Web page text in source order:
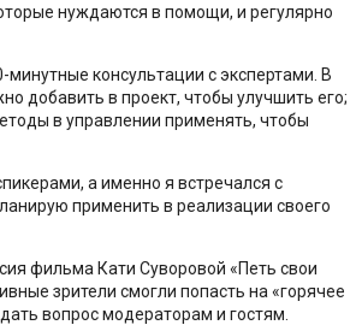
нуждаются в помощи, и регулярно
минутные консультации с экспертами. В
добавить в проект, чтобы улучшить его;
в управлении применять, чтобы
а именно я встречался с
применить в реализации своего
фильма Кати Суворовой «Петь свои
зрители смогли попасть на «горячее
вопрос модераторам и гостям.